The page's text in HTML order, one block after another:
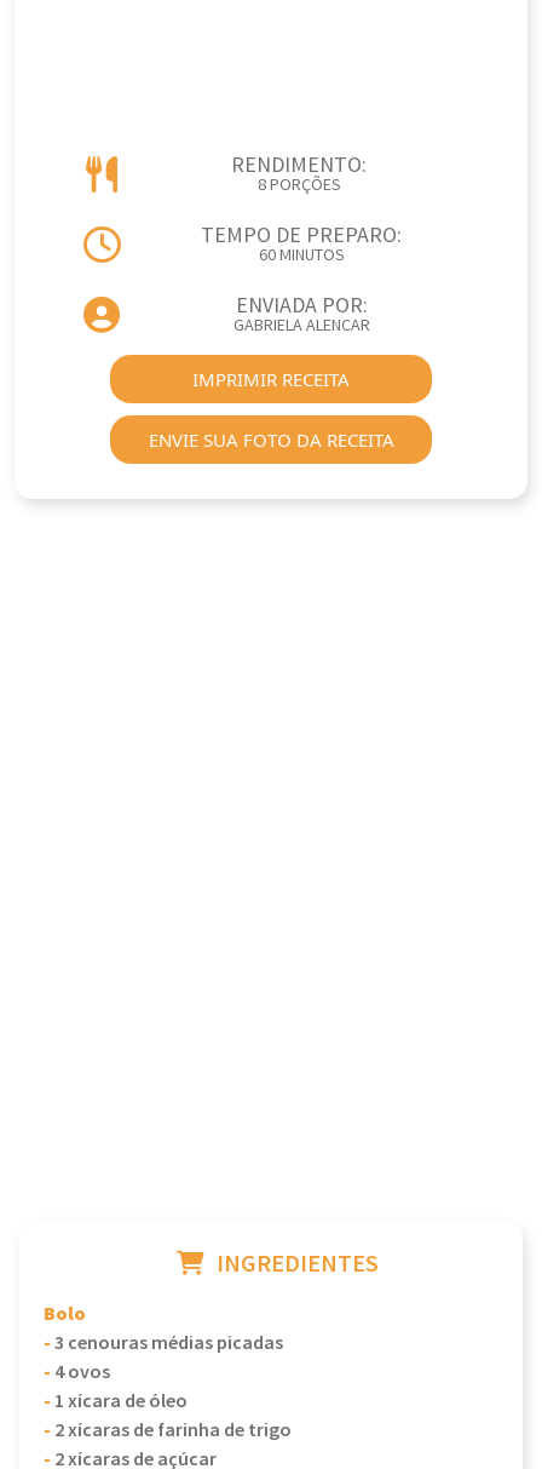
RENDIMENTO:
8 PORÇÕES
TEMPO DE PREPARO:
60 MINUTOS
ENVIADA POR:
GABRIELA ALENCAR
IMPRIMIR RECEITA
ENVIE SUA FOTO DA RECEITA
INGREDIENTES
Bolo
-3 cenouras médias picadas
- 4 ovos
- 1 xícara de óleo
- 2 xícaras de farinha de trigo
- 2 xícaras de açúcar